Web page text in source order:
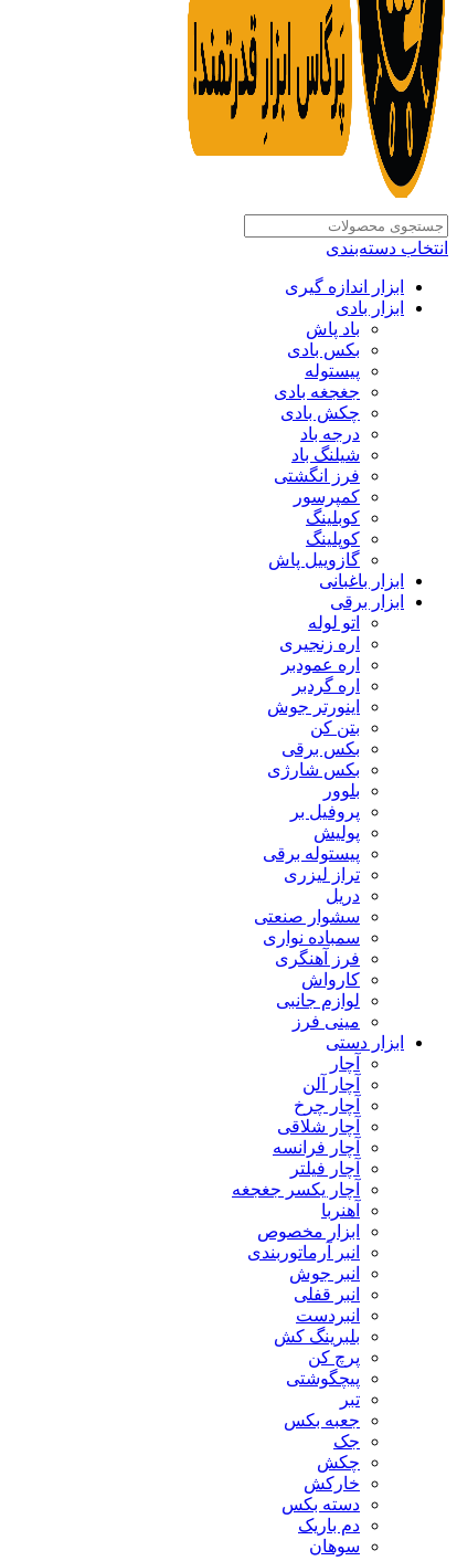
انتخاب دسته‌بندی
ابزار اندازه گیری
ابزار بادی
باد پاش
بکس بادی
پیستوله
جغجغه بادی
چکش بادی
درجه باد
شیلنگ باد
فرز انگشتی
کمپرسور
کوبلینگ
کوپلینگ
گازوییل پاش
ابزار باغبانی
ابزار برقی
اتو لوله
اره زنجیری
اره عمودبر
اره گردبر
اینورتر جوش
بتن کن
بکس برقی
بکس شارژی
بلوور
پروفیل بر
پولیش
پیستوله برقی
تراز لیزری
دریل
سشوار صنعتی
سمباده نواری
فرز آهنگری
کارواش
لوازم جانبی
مینی فرز
ابزار دستی
آچار
آچار آلن
آچار چرخ
آچار شلاقی
آچار فرانسه
آچار فیلتر
آچار یکسر جغجغه
آهنربا
ابزار مخصوص
انبر آرماتوربندی
انبر جوش
انبر قفلی
انبردست
بلبرینگ کش
پرچ کن
پیچگوشتی
تبر
جعبه بکس
جک
چکش
خارکش
دسته بکس
دم باریک
سوهان